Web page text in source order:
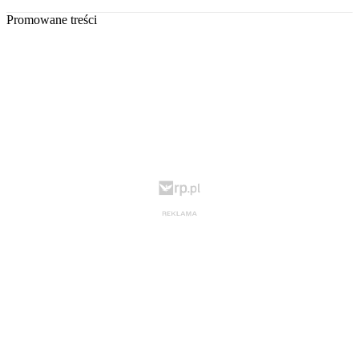
Promowane treści